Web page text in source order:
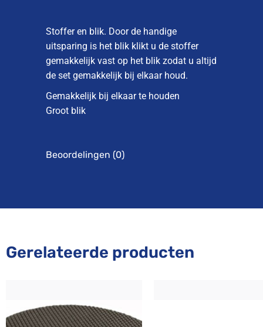
Stoffer en blik. Door de handige
uitsparing is het blik klikt u de stoffer
gemakkelijk vast op het blik zodat u altijd
de set gemakkelijk bij elkaar houd.
Gemakkelijk bij elkaar te houden
Groot blik
Beoordelingen (0)
Gerelateerde producten